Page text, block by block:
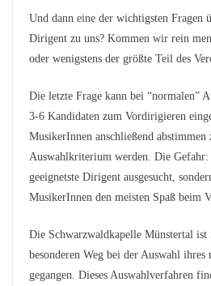
Und dann eine der wichtigsten Fragen
Dirigent zu uns? Kommen wir rein
oder wenigstens der größte Teil des
Die letzte Frage kann bei “normalen”
3-6 Kandidaten zum Vordirigieren
MusikerInnen anschließend abstimmen
Auswahlkriterium werden. Die
geeignetste Dirigent ausgesucht,
MusikerInnen den meisten Spaß beim
Die Schwarzwaldkapelle Münstertal ist
besonderen Weg bei der Auswahl ihres
gegangen. Dieses Auswahlverfahren